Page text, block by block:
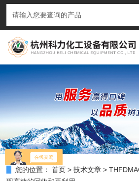
您的位置： 首页 >技术文章 >